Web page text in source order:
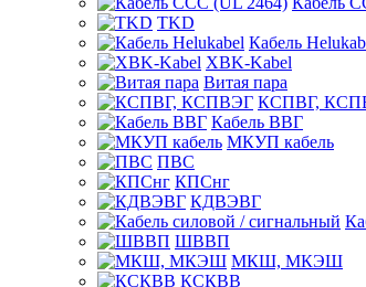
TKD
Кабель
XBK-Kabel
Витая пара
КСПВГ,
Кабель ВВГ
МКУП кабель
ПВС
КПСнг
КДВЭВГ
ШВВП
МКШ, МКЭШ
КСКВВ